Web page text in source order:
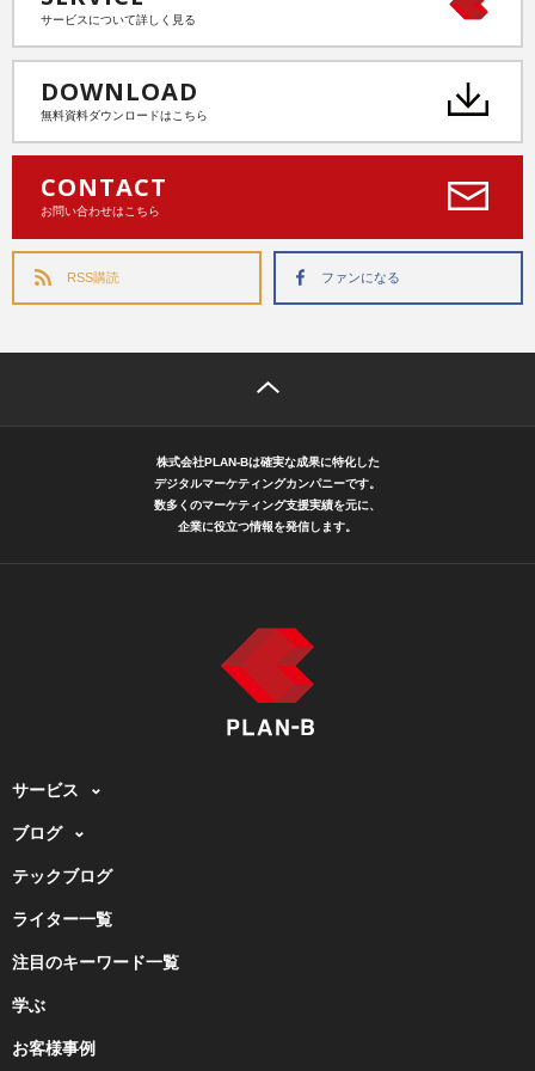
サービスについて詳しく見る
DOWNLOAD
無料資料ダウンロードはこちら
CONTACT
お問い合わせはこちら
RSS購読 ファンになる
株式会社PLAN-Bは確実な成果に特化した
デジタルマーケティングカンパニーです。
数多くのマーケティング支援実績を元に、
企業に役立つ情報を発信します。
サービス
ブログ
テックブログ
ライター一覧
注目のキーワード一覧
学ぶ
お客様事例